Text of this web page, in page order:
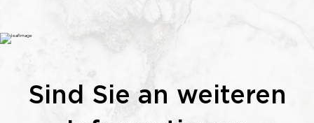
Sind Sie an weiteren